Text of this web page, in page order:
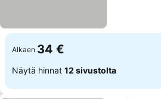
Alkaen 34 €
Näytä hinnat 12 sivustolta